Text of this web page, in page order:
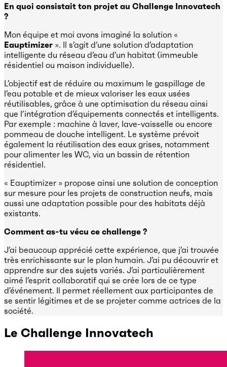
En quoi consistait ton projet au Challenge Innovatech
?
Mon équipe et moi avons imaginé la solution «
Eauptimizer ». Il s’agit d’une solution d’adaptation
intelligente du réseau d’eau d’un habitat (immeuble
résidentiel ou maison individuelle).
L’objectif est de réduire au maximum le gaspillage de
l’eau potable et de mieux valoriser les eaux usées
réutilisables, grâce à une optimisation du réseau ainsi
que l’intégration d’équipements connectés et intelligents.
Par exemple : machine à laver, lave-vaisselle ou encore
pommeau de douche intelligent. Le système prévoit
également la réutilisation des eaux grises, notamment
pour alimenter les WC, via un bassin de rétention
résidentiel.
« Eauptimizer » propose ainsi une solution de conception
sur mesure pour les projets de construction neufs, mais
aussi une adaptation possible pour des habitats déjà
existants.
Comment as-tu vécu ce challenge ?
J’ai beaucoup apprécié cette expérience, que j’ai trouvée
très enrichissante sur le plan humain. J’ai pu découvrir et
apprendre sur des sujets variés. J’ai particulièrement
aimé l’esprit collaboratif qui se crée lors de ce type
d’événement. Il permet réellement aux participantes de
se sentir légitimes et de se projeter comme actrices de la
société.
Le Challenge Innovatech